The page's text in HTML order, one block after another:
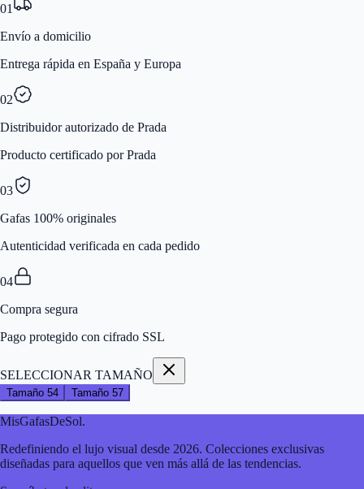
01
Envío a domicilio
Entrega rápida en España y Europa
02
Distribuidor autorizado de Prada
Producto certificado por Prada
03
Gafas 100% originales
Autenticidad verificada en cada pedido
04
Compra segura
Pago protegido con cifrado SSL
SELECCIONAR TAMAÑO
Tamaño 54 Tamaño 57
MisGafasDeSol.
Redefiniendo el lujo visual desde 2026. Colecciones exclusivas
diseñadas para aquellos que ven más allá de las tendencias.